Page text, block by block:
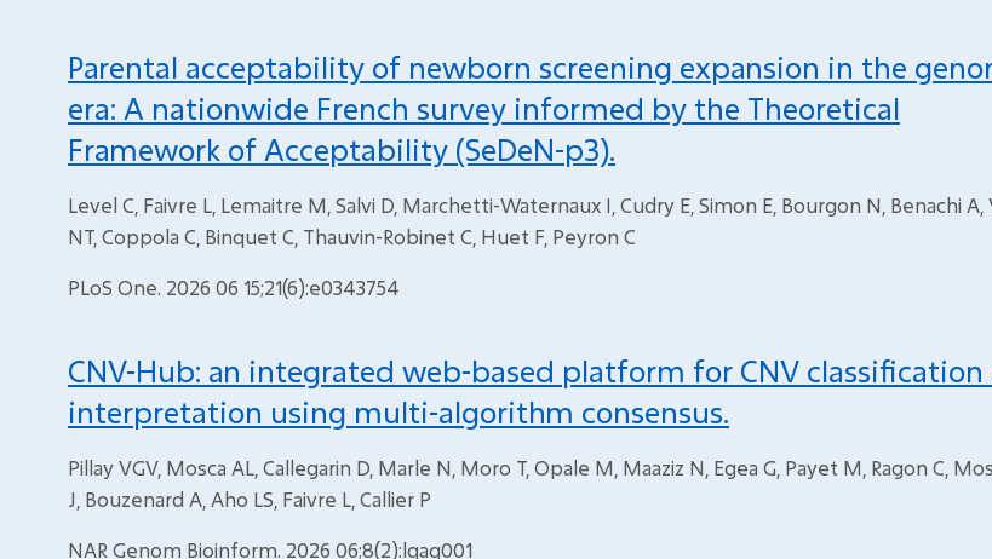
Parental acceptability of newborn screening expansion in the
era: A nationwide French survey informed by the Theoretical
Framework of Acceptability (SeDeN-p3).
Level C, Faivre L, Lemaitre M, Salvi D, Marchetti-Waternaux I, Cudry E, Simon E, Bourgon N, Benachi A,
NT, Coppola C, Binquet C, Thauvin-Robinet C, Huet F, Peyron C
PLoS One. 2026 06 15;21(6):e0343754
CNV-Hub: an integrated web-based platform for CNV classification
interpretation using multi-algorithm consensus.
Pillay VGV, Mosca AL, Callegarin D, Marle N, Moro T, Opale M, Maaziz N, Egea G, Payet M, Ragon C,
J, Bouzenard A, Aho LS, Faivre L, Callier P
NAR Genom Bioinform. 2026 06;8(2):lqag001